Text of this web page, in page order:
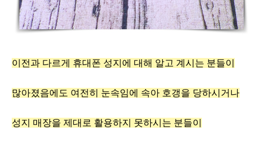
이전과 다르게 휴대폰 성지에 대해 알고 계시는 분들이
많아졌음에도 여전히 눈속임에 속아 호갱을 당하시거나
성지 매장을 제대로 활용하지 못하시는 분들이